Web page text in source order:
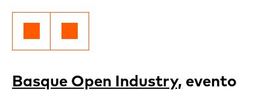
Basque Open Industry, evento